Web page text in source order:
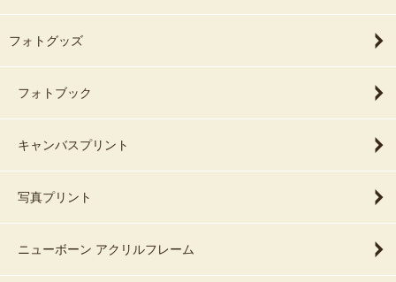
フォトグッズ
フォトブック
キャンバスプリント
写真プリント
ニューボーン アクリルフレーム